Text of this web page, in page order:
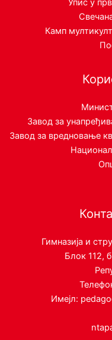
Упис у
Камп
Завод за
Завод за вредновање
Гимназија и
Блок 112,
Имејл: